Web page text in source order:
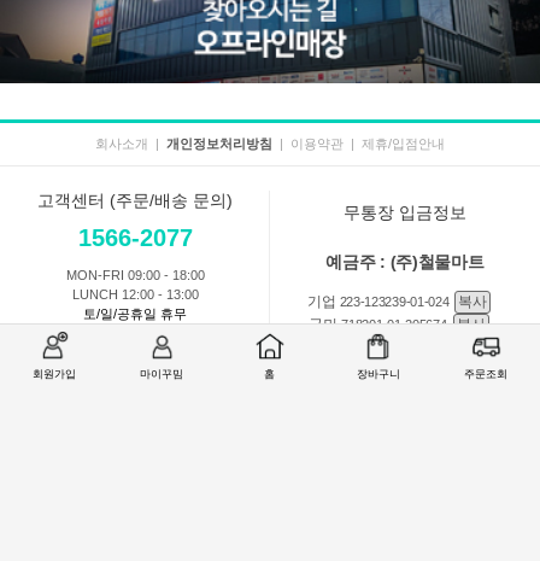
회원가입 마이꾸밈 홈 장바구니 주문조회
회사소개 | 개인정보처리방침 | 이용약관 | 제휴/입점안내
고객센터 (주문/배송 문의)
1566-2077
MON-FRI 09:00 - 18:00
LUNCH 12:00 - 13:00
토/일/공휴일 휴무
무통장 입금정보
예금주 : (주)철물마트
기업 223-123239-01-024
복사
국민718201-01-205674
복사
301-0168-3882-11 복사